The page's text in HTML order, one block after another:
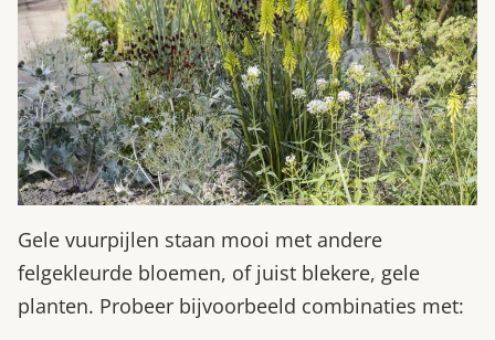
Gele vuurpijlen staan mooi met andere
felgekleurde bloemen, of juist blekere, gele
planten. Probeer bijvoorbeeld combinaties met: